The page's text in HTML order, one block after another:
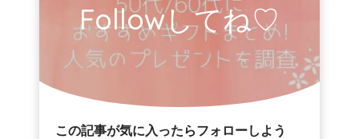
Followしてね♡
この記事が気に入ったらフォローしよう